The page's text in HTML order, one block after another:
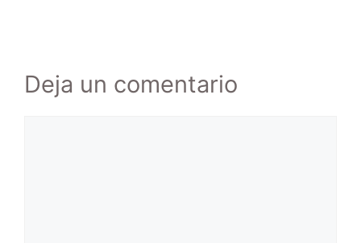
Deja un comentario